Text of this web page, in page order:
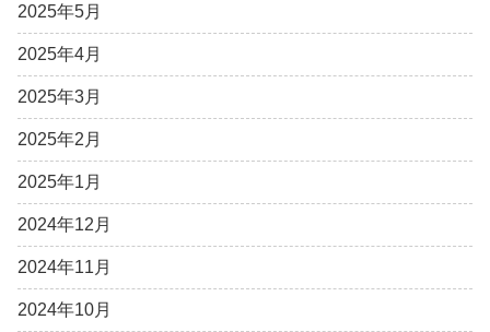
2025年5月
2025年4月
2025年3月
2025年2月
2025年1月
2024年12月
2024年11月
2024年10月